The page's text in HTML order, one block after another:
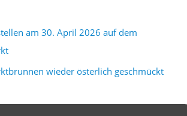
am 30. April 2026 auf dem
wieder österlich geschmückt